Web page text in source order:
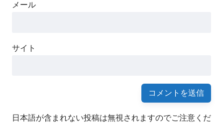
メール
サイト
日本語が含まれない投稿は無視されますのでご注意くだ